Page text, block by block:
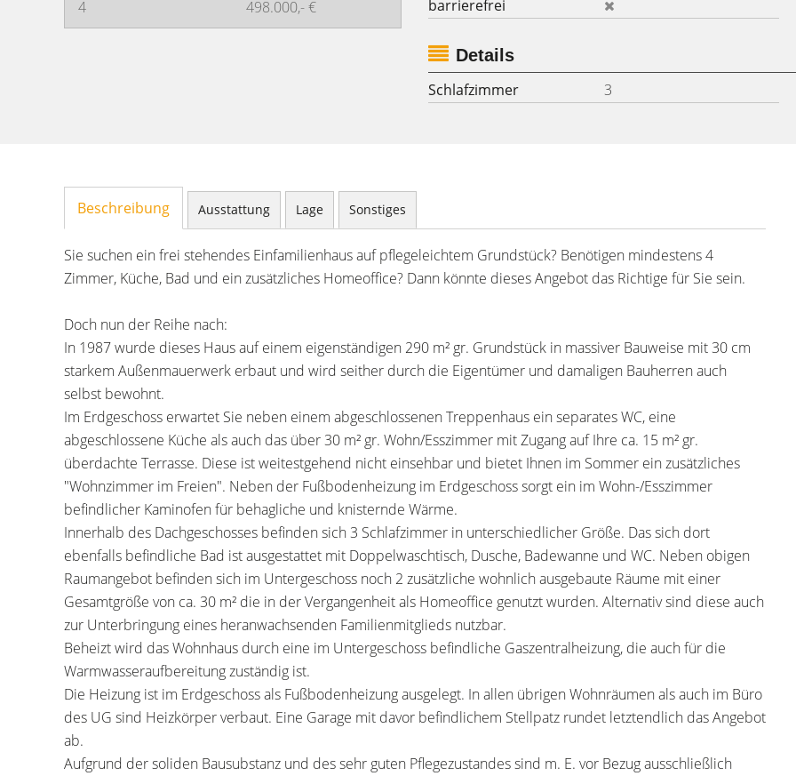
4
498.000,- €
barrierefrei
Details
Schlafzimmer
3
Beschreibung Ausstattung Lage Sonstiges
Sie suchen ein frei stehendes Einfamilienhaus auf pflegeleichtem Grundstück? Benötigen mindestens 4
Zimmer, Küche, Bad und ein zusätzliches Homeoffice? Dann könnte dieses Angebot das Richtige für Sie sein.
Doch nun der Reihe nach:
In 1987 wurde dieses Haus auf einem eigenständigen 290 m² gr. Grundstück in massiver Bauweise mit 30 cm
starkem Außenmauerwerk erbaut und wird seither durch die Eigentümer und damaligen Bauherren auch
selbst bewohnt.
Im Erdgeschoss erwartet Sie neben einem abgeschlossenen Treppenhaus ein separates WC, eine
abgeschlossene Küche als auch das über 30 m² gr. Wohn/Esszimmer mit Zugang auf Ihre ca. 15 m² gr.
überdachte Terrasse. Diese ist weitestgehend nicht einsehbar und bietet Ihnen im Sommer ein zusätzliches
"Wohnzimmer im Freien". Neben der Fußbodenheizung im Erdgeschoss sorgt ein im Wohn-/Esszimmer
befindlicher Kaminofen für behagliche und knisternde Wärme.
Innerhalb des Dachgeschosses befinden sich 3 Schlafzimmer in unterschiedlicher Größe. Das sich dort
ebenfalls befindliche Bad ist ausgestattet mit Doppelwaschtisch, Dusche, Badewanne und WC. Neben obigen
Raumangebot befinden sich im Untergeschoss noch 2 zusätzliche wohnlich ausgebaute Räume mit einer
Gesamtgröße von ca. 30 m² die in der Vergangenheit als Homeoffice genutzt wurden. Alternativ sind diese auch
zur Unterbringung eines heranwachsenden Familienmitglieds nutzbar.
Beheizt wird das Wohnhaus durch eine im Untergeschoss befindliche Gaszentralheizung, die auch für die
Warmwasseraufbereitung zuständig ist.
Die Heizung ist im Erdgeschoss als Fußbodenheizung ausgelegt. In allen übrigen Wohnräumen als auch im Büro
des UG sind Heizkörper verbaut. Eine Garage mit davor befindlichem Stellpatz rundet letztendlich das Angebot
ab.
Aufgrund der soliden Bausubstanz und des sehr guten Pflegezustandes sind m. E. vor Bezug ausschließlich